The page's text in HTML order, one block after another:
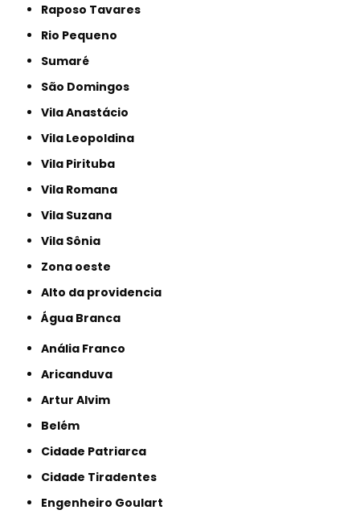
Raposo Tavares
Rio Pequeno
Sumaré
São Domingos
Vila Anastácio
Vila Leopoldina
Vila Pirituba
Vila Romana
Vila Suzana
Vila Sônia
Zona oeste
alto da providencia
Água Branca
Anália Franco
Aricanduva
Artur Alvim
Belém
Cidade Patriarca
Cidade Tiradentes
Engenheiro Goulart